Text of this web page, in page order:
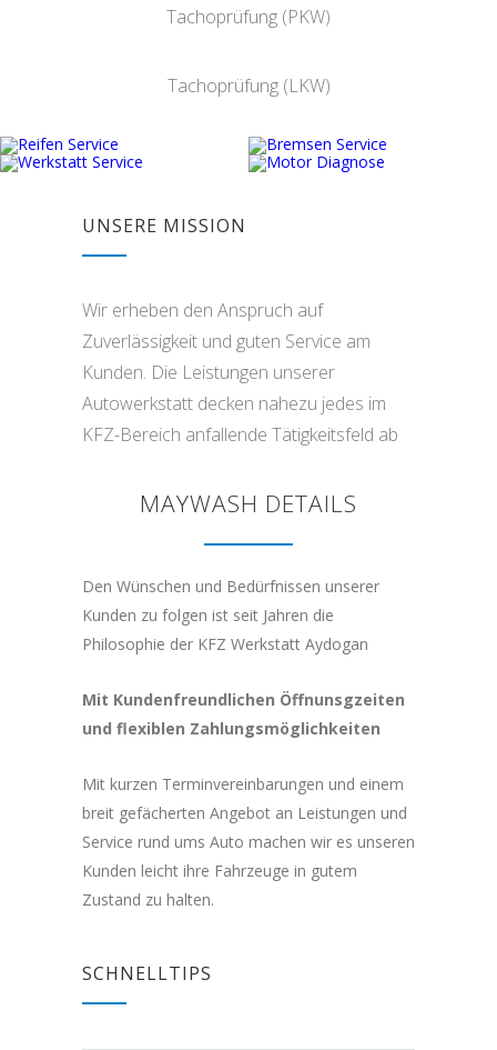
Tachoprüfung (PKW)
Tachoprüfung (LKW)
UNSERE MISSION
Wir erheben den Anspruch auf
Zuverlässigkeit und guten Service am
Kunden. Die Leistungen unserer
Autowerkstatt decken nahezu jedes im
KFZ-Bereich anfallende Tätigkeitsfeld ab
MAYWASH DETAILS
Den Wünschen und Bedürfnissen unserer
Kunden zu folgen ist seit Jahren die
Philosophie der KFZ Werkstatt Aydogan
Mit Kundenfreundlichen Öffnunsgzeiten
und flexiblen Zahlungsmöglichkeiten
Mit kurzen Terminvereinbarungen und einem
breit gefächerten Angebot an Leistungen und
Service rund ums Auto machen wir es unseren
Kunden leicht ihre Fahrzeuge in gutem
Zustand zu halten.
SCHNELLTIPS